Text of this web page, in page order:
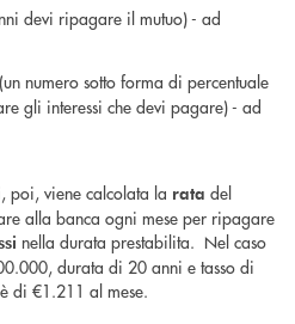
devi ripagare il mutuo) - ad
(un numero sotto forma di percentuale
gli interessi che devi pagare) - ad
poi, viene calcolata la rata del
alla banca ogni mese per ripagare
nella durata prestabilita. Nel caso
durata di 20 anni e tasso di
di €1.211 al mese.